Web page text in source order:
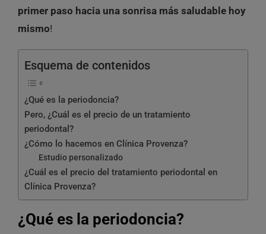
primer paso hacia una sonrisa más saludable hoy
mismo!
Esquema de contenidos
¿Qué es la periodoncia?
Pero, ¿Cuál es el precio de un tratamiento
periodontal?
¿Cómo lo hacemos en Clínica Provenza?
Estudio personalizado
¿Cuál es el precio del tratamiento periodontal en
Clínica Provenza?
¿Qué es la periodoncia?